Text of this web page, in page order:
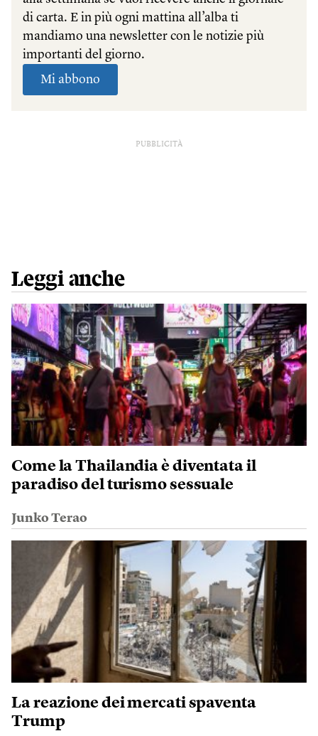
PUBBLICITÀ
Leggi anche
Come la Thailandia è diventata il
paradiso del turismo sessuale
Junko Terao
La reazione dei mercati spaventa
Trump